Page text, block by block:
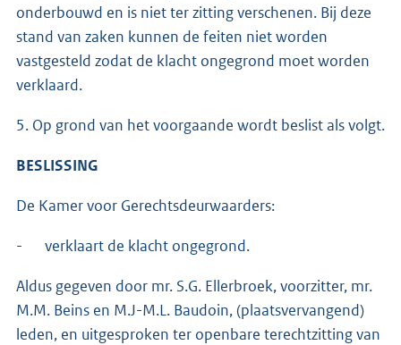
onderbouwd en is niet ter zitting verschenen. Bij deze
stand van zaken kunnen de feiten niet worden
vastgesteld zodat de klacht ongegrond moet worden
verklaard.
5. Op grond van het voorgaande wordt beslist als volgt.
BESLISSING
De Kamer voor Gerechtsdeurwaarders:
- verklaart de klacht ongegrond.
Aldus gegeven door mr. S.G. Ellerbroek, voorzitter, mr.
M.M. Beins en M.J-M.L. Baudoin, (plaatsvervangend)
leden, en uitgesproken ter openbare terechtzitting van